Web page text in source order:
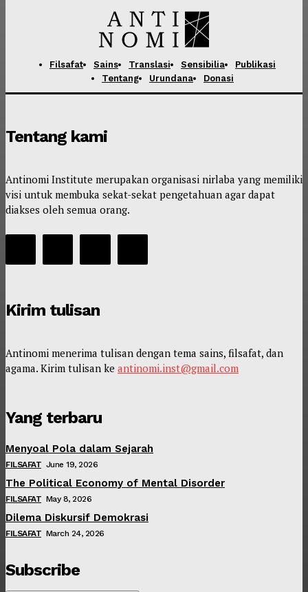
Filsafat Sains Translasi Sensibilia
Publikasi
Tentang
Urundana Donasi
Tentang kami
Antinomi Institute merupakan organisasi nirlaba yang memiliki
visi untuk membuka sekat-sekat pengetahuan agar dapat
diakses oleh semua orang.
Kirim tulisan
Antinomi menerima tulisan dengan tema sains, filsafat, dan
agama. Kirim tulisan ke antinomi.inst@gmail.com
Yang terbaru
Menyoal Pola dalam Sejarah
FILSAFAT June 19, 2026
The Political Economy of Mental Disorder
FILSAFAT May 8, 2026
Dilema Diskursif Demokrasi
FILSAFAT March 24, 2026
Subscribe